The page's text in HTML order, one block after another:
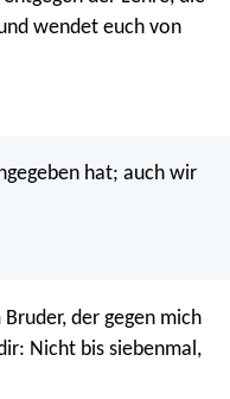
wendet euch von
hat; auch wir
der gegen mich
Nicht bis siebenmal,